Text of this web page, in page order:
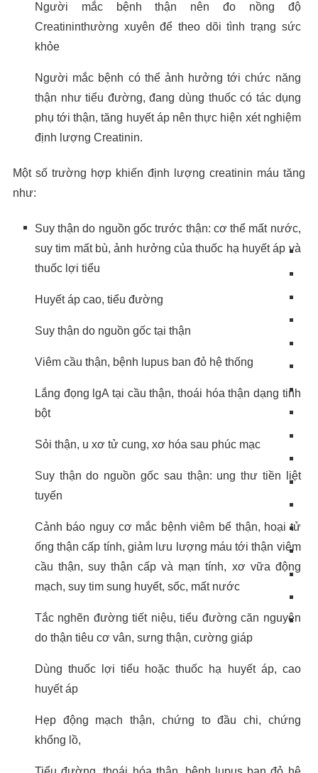
Người mắc bệnh thận nên đo nồng độ
Creatininthường xuyên để theo dõi tình trạng sức
khỏe
Người mắc bệnh có thể ảnh hưởng tới chức năng
thận như tiểu đường, đang dùng thuốc có tác dụng
phụ tới thận, tăng huyết áp nên thực hiện xét nghiệm
định lượng Creatinin.
Một số trường hợp khiến định lượng creatinin máu tăng
như:
Suy thận do nguồn gốc trước thận: cơ thể mất nước,
suy tim mất bù, ảnh hưởng của thuốc hạ huyết áp và
thuốc lợi tiểu
Huyết áp cao, tiểu đường
Suy thận do nguồn gốc tại thận
Viêm cầu thận, bệnh lupus ban đỏ hệ thống
Lắng đọng lgA tại cầu thận, thoái hóa thận dạng tinh
bột
Sỏi thận, u xơ tử cung, xơ hóa sau phúc mạc
Suy thận do nguồn gốc sau thận: ung thư tiền liệt
tuyến
Cảnh báo nguy cơ mắc bệnh viêm bể thận, hoại tử
ống thận cấp tính, giảm lưu lượng máu tới thận viêm
cầu thận, suy thận cấp và mạn tính, xơ vữa động
mạch, suy tim sung huyết, sốc, mất nước
Tắc nghẽn đường tiết niệu, tiểu đường căn nguyên
do thận tiêu cơ vân, sưng thận, cường giáp
Dùng thuốc lợi tiểu hoặc thuốc hạ huyết áp, cao
huyết áp
Hẹp động mạch thận, chứng to đầu chi, chứng
khổng lồ,